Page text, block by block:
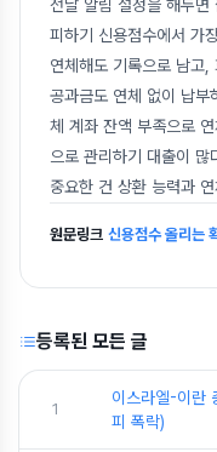
전날 알림 설정을 해두
피하기 신용점수에서 가
연체해도 기록으로 남고,
공과금도 연체 없이 납부
체 계좌 잔액 부족으로
으로 관리하기 대출이
중요한 건 상환 능력과
원문링크 신용점수 올리는
등록된 모든 글
1
이스라엘-이란
피 폭락)